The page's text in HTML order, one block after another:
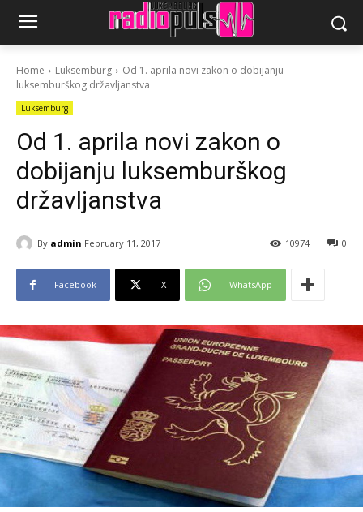
Home Luksemburg
Od 1. aprila novi zakon o dobijanju
luksemburškog državljanstva
Luksemburg
Od 1. aprila novi zakon o
dobijanju luksemburškog
državljanstva
By admin February 11, 2017 0
10974
Facebook X WhatsApp